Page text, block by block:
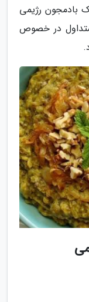
بادمجون رژیمی
متداول در خصوص